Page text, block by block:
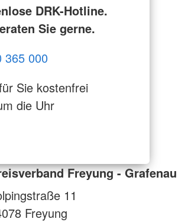
DRK-Hotline.
Sie gerne.
365 000
Sie kostenfrei
die Uhr
Freyung - Grafenau
11
Freyung